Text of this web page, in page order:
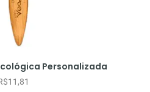
Personalizada
11,81